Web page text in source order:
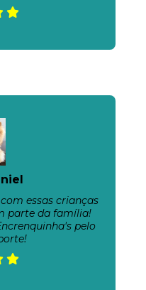
essas crianças
parte da família!
pelo